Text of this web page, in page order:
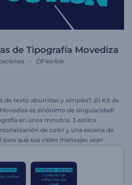
de Tipografía Movediza
Flexible
de texto aburridas y simples? ¡El Kit de
es sinónimo de singularidad!
en unos minutos. 3 estilos
de color y una escena de
que sus video mensajes sean
y más. ¡Cree su tipografía
con un enfoque creativo!